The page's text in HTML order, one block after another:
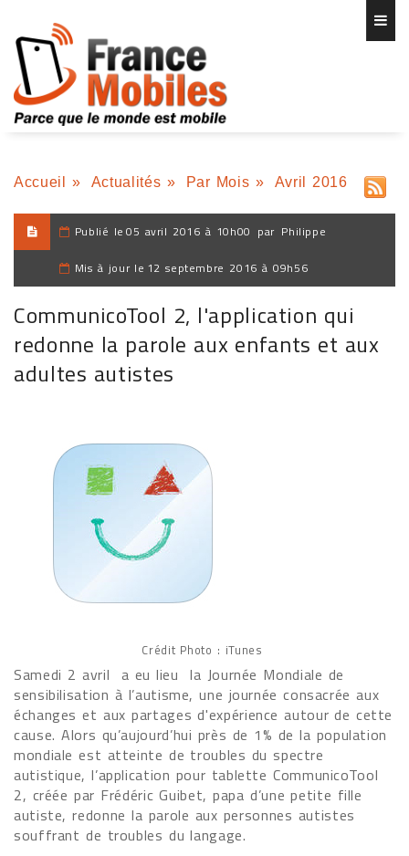
Accueil » Actualités » Par Mois » Avril 2016
Publié le 05 avril 2016 à 10h00 par Philippe
Mis à jour le 12 septembre 2016 à 09h56
CommunicoTool 2, l'application qui
redonne la parole aux enfants et aux
adultes autistes
Crédit Photo : iTunes
Samedi 2 avril a eu lieu la Journée Mondiale de
sensibilisation à l’autisme, une journée consacrée aux
échanges et aux partages d'expérience autour de cette
cause. Alors qu’aujourd’hui près de 1% de la population
mondiale est atteinte de troubles du spectre
autistique, l’application pour tablette CommunicoTool
2, créée par Frédéric Guibet, papa d’une petite fille
autiste, redonne la parole aux personnes autistes
souffrant de troubles du langage.